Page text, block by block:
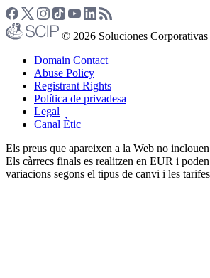
© 2026 Soluciones Corporativas
Domain Contact
Abuse Policy
Registrant Rights
Política de privadesa
Legal
Canal Ètic
Els preus que apareixen a la Web no
Els càrrecs finals es realitzen en EUR i poden
variacions segons el tipus de canvi i les